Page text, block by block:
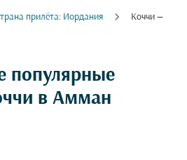
прилёта: Иордания
Коччи —
популярные
в Амман